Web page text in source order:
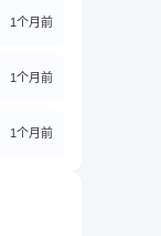
1个月前
1个月前
1个月前